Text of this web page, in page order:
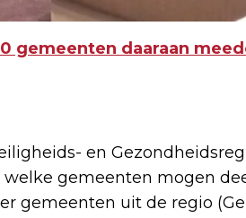
gemeenten daaraan
en
welke gemeenten mogen
gemeenten uit de regio